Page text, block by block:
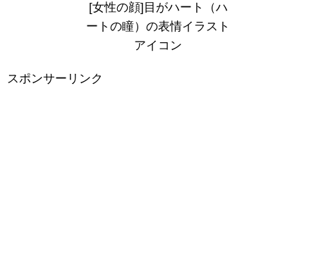
[女性の顔]目がハート（ハ
ートの瞳）の表情イラスト
アイコン
スポンサーリンク